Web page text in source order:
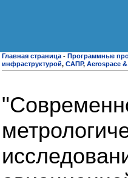
Главная страница - Программные
инфраструктурой, САПР, Aerospace